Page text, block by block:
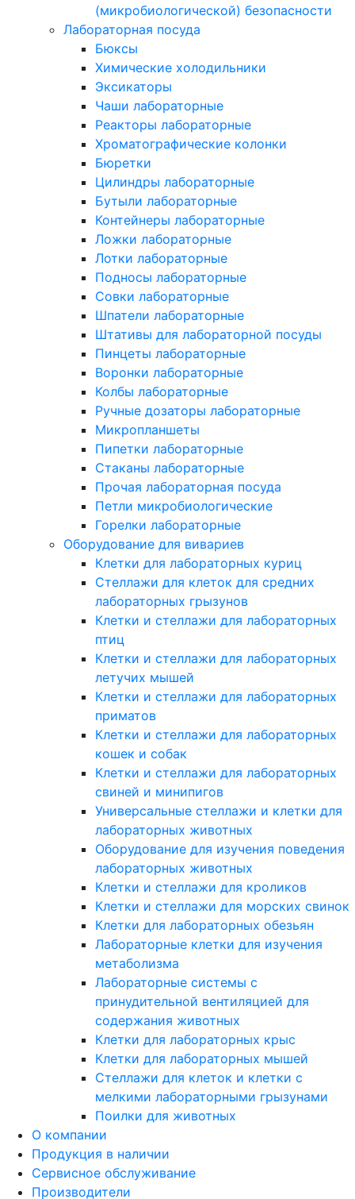
(микробиологической) безопасности
Лабораторная посуда
Бюксы
Химические холодильники
Эксикаторы
Чаши лабораторные
Реакторы лабораторные
Хроматографические колонки
Бюретки
Цилиндры лабораторные
Бутыли лабораторные
Контейнеры лабораторные
Ложки лабораторные
Лотки лабораторные
Подносы лабораторные
Совки лабораторные
Шпатели лабораторные
Штативы для лабораторной посуды
Пинцеты лабораторные
Воронки лабораторные
Колбы лабораторные
Ручные дозаторы лабораторные
Микропланшеты
Пипетки лабораторные
Стаканы лабораторные
Прочая лабораторная посуда
Петли микробиологические
Горелки лабораторные
Оборудование для вивариев
Клетки для лабораторных куриц
Стеллажи для клеток для средних
лабораторных грызунов
Клетки и стеллажи для лабораторных
птиц
Клетки и стеллажи для лабораторных
летучих мышей
Клетки и стеллажи для лабораторных
приматов
Клетки и стеллажи для лабораторных
кошек и собак
Клетки и стеллажи для лабораторных
свиней и минипигов
Универсальные стеллажи и клетки для
лабораторных животных
Оборудование для изучения поведения
лабораторных животных
Клетки и стеллажи для кроликов
Клетки и стеллажи для морских свинок
Клетки для лабораторных обезьян
Лабораторные клетки для изучения
метаболизма
Лабораторные системы с
принудительной вентиляцией для
содержания животных
Клетки для лабораторных крыс
Клетки для лабораторных мышей
Стеллажи для клеток и клетки с
мелкими лабораторными грызунами
Поилки для животных
О компании
Продукция в наличии
Сервисное обслуживание
Производители